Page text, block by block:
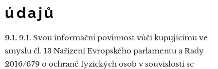
údajů
9.1. 9.1. Svou informační povinnost vůči kupujícímu ve
smyslu čl. 13 Nařízení Evropského parlamentu a Rady
2016/679 o ochraně fyzických osob v souvislosti se